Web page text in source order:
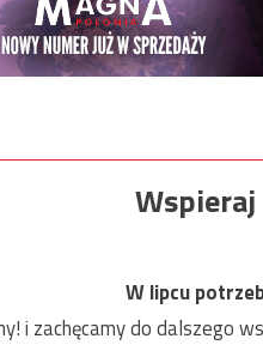
Wspieraj
W lipcu
i zachęcamy do dalszego